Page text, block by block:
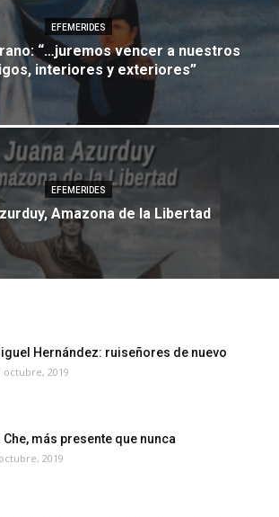
EFEMERIDES
“…juremos vencer a nuestros
interiores y exteriores”
EFEMERIDES
Amazona de la Libertad
Hernández: ruiseñores de nuevo
octubre, 2019
Che, más presente que nunca
2019